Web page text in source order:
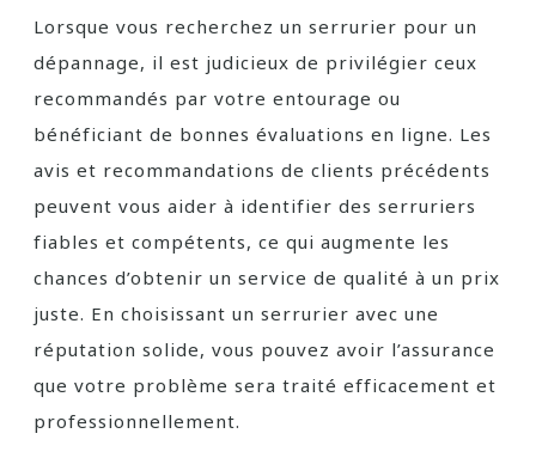
Lorsque vous recherchez un serrurier pour un
dépannage, il est judicieux de privilégier ceux
recommandés par votre entourage ou
bénéficiant de bonnes évaluations en ligne. Les
avis et recommandations de clients précédents
peuvent vous aider à identifier des serruriers
fiables et compétents, ce qui augmente les
chances d’obtenir un service de qualité à un prix
juste. En choisissant un serrurier avec une
réputation solide, vous pouvez avoir l’assurance
que votre problème sera traité efficacement et
professionnellement.